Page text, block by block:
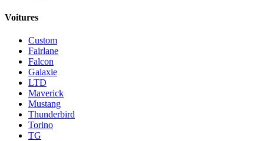
Voitures
Custom
Fairlane
Falcon
Galaxie
LTD
Maverick
Mustang
Thunderbird
Torino
TG